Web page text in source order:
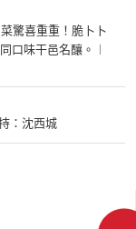
驚喜重重！脆卜卜
口味干邑名釀。︱
：沈西城